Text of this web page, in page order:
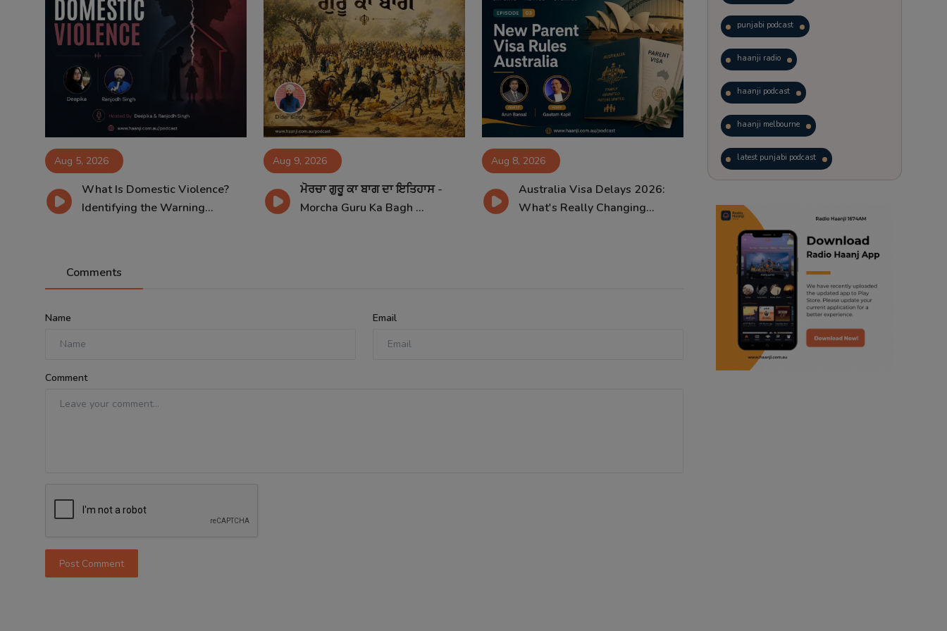
Aug 5, 2026
What Is Domestic Violence?
Identifying the Warning...
Aug 9, 2026
ਮੋਰਚਾ ਗੁਰੂ ਕਾ ਬਾਗ ਦਾ ਇਤਿਹਾਸ -
Morcha Guru Ka Bagh ...
Aug 8, 2026
Australia Visa Delays 2026:
What's Really Changing...
Comments
Name Email
Comment
Post Comment
punjabi podcast
haanji radio
haanji podcast
haanji melbourne
latest punjabi podcast
trending punjabi podcast
ranjodh singh
punjabi podcast australia
radio haanji updates
punjabi kahani